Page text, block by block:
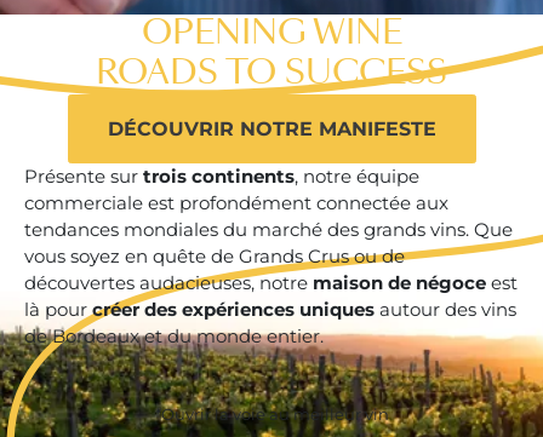
OPENING WINE
ROADS TO SUCCESS
DÉCOUVRIR NOTRE MANIFESTE
Présente sur trois continents, notre équipe
commerciale est profondément connectée aux
tendances mondiales du marché des grands vins. Que
vous soyez en quête de Grands Crus ou de
découvertes audacieuses, notre maison de négoce est
là pourcréer des expériences uniques autour des vins
de Bordeaux et du monde entier.
*Ouvrir la voie au meilleur vin